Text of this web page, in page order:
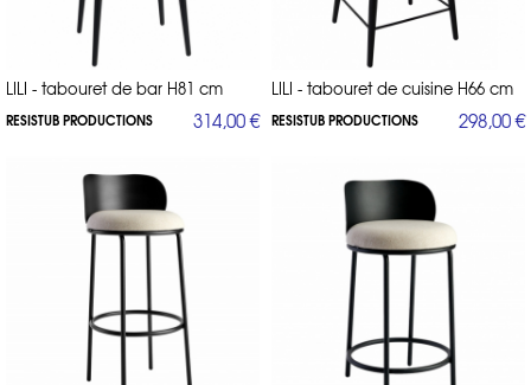
LILI - tabouret de bar H81 cm
RESISTUB PRODUCTIONS 314,00 €
LILI - tabouret de cuisine H66 cm
RESISTUB PRODUCTIONS 298,00 €